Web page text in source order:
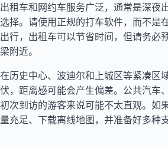
出租车和网约车服务广泛，通常是深夜
选择。请使用正规的打车软件，而不是
出行，出租车可以节省时间，但请务必
梁附近。
在历史中心、波迪尔和上城区等紧凑区
伏，距离感可能会产生偏差。公共汽车
初次到访的游客来说可能不太直观。如
量充足、下载离线地图，并准备好多种